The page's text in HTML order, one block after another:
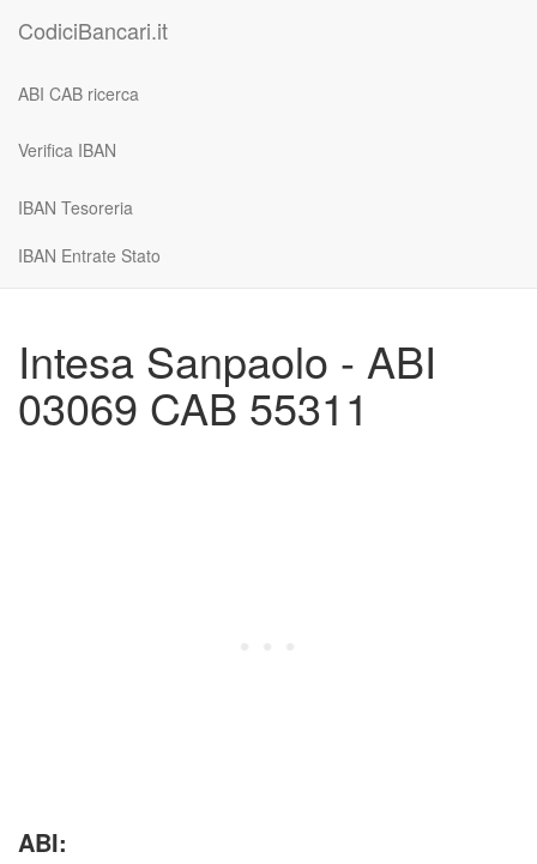
CodiciBancari.it
ABI CAB ricerca
Verifica IBAN
IBAN Tesoreria
IBAN Entrate Stato
Intesa Sanpaolo - ABI
03069 CAB 55311
ABI: